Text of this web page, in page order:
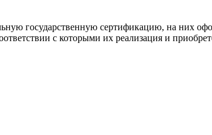
государственную сертификацию, на
с которыми их реализация и